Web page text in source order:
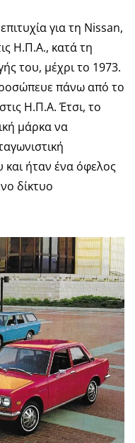
για τη Nissan,
Η.Π.Α., κατά τη
του, μέχρι το 1973.
πάνω από το
Η.Π.Α. Έτσι, το
μάρκα να
και ήταν ένα όφελος
δίκτυο